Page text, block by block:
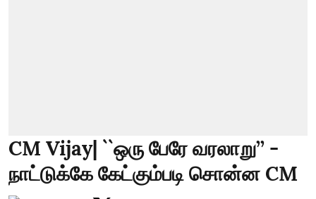
CM Vijay| ``ஒரு பேரே வரலாறு’’ -
நாட்டுக்கே கேட்கும்படி சொன்ன CM